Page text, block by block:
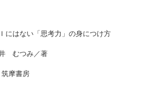
にはない「思考力」の身につけ方
むつみ／著
筑摩書房